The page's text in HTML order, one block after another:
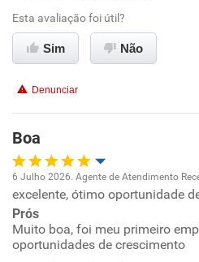
Recomenda esta empresa
Esta avaliação foi útil?
Sim Não
Denunciar
Boa
Oportunidade de promoção
Ambiente de trabalho
6 Julho 2026. Agente de Atendimento
excelente, ótimo oportunidade
Prós
Muito boa, foi meu primeiro
oportunidades de crescimento